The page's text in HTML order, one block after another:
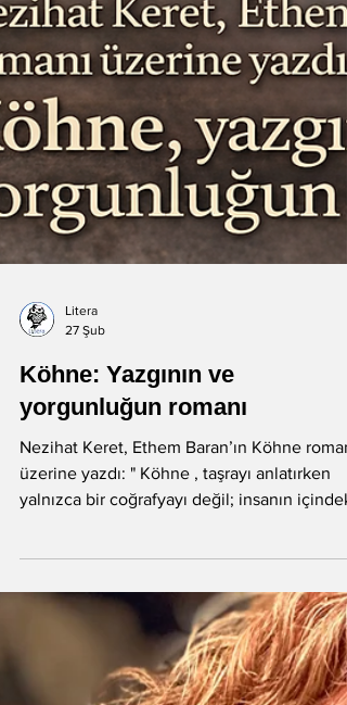
27 Şub
Köhne: Yazgının ve
Nezihat Keret, Ethem Baran’ın Köhne romanı
üzerine yazdı: " Köhne , taşrayı anlatırken
yalnızca bir coğrafyayı değil; insanın içindeki
yıpranmayı ve kabullenişi de görünür kılıyor.
Yazar, yerel olanı evrensele yaslayarak,
kurtuluş vaat etmeyen gerçek bir hayatla baş